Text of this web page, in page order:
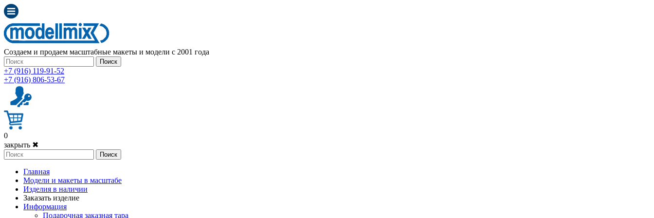
Создаем и продаем масштабные макеты и модели с 2001 года
Поиск
+7 (916) 119-91-52
+7 (916) 806-53-67
0
закрыть ✖
Поиск
Главная
Модели и макеты в масштабе
Изделия в наличии
Заказать изделие
Информация
Подарочная заказная тара